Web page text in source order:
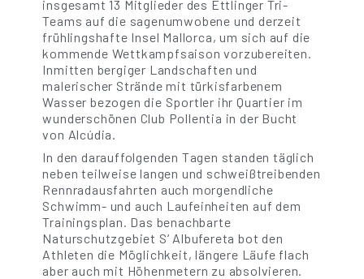
insgesamt 13 Mitglieder des Ettlinger Tri-
Teams auf die sagenumwobene und derzeit
frühlingshafte Insel Mallorca, um sich auf die
kommende Wettkampfsaison vorzubereiten.
Inmitten bergiger Landschaften und
malerischer Strände mit türkisfarbenem
Wasser bezogen die Sportler ihr Quartier im
wunderschönen Club Pollentia in der Bucht
von Alcúdia.
In den darauffolgenden Tagen standen täglich
neben teilweise langen und schweißtreibenden
Rennradausfahrten auch morgendliche
Schwimm- und auch Laufeinheiten auf dem
Trainingsplan. Das benachbarte
Naturschutzgebiet S‘ Albufereta bot den
Athleten die Möglichkeit, längere Läufe flach
aber auch mit Höhenmetern zu absolvieren.